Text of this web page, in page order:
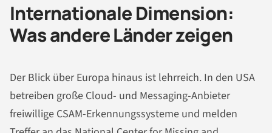
Internationale Dimension:
Was andere Länder zeigen
Der Blick über Europa hinaus ist lehrreich. In den USA
betreiben große Cloud- und Messaging-Anbieter
freiwillige CSAM-Erkennungssysteme und melden